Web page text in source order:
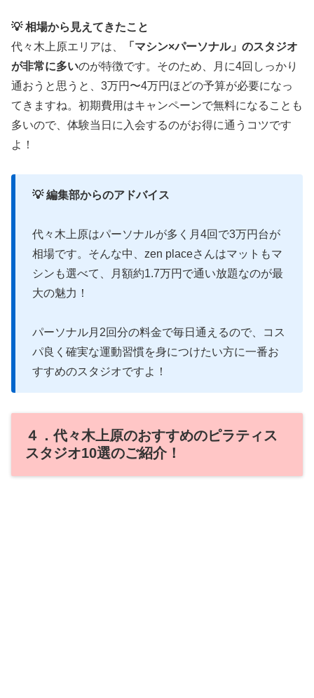
💡 相場から見えてきたこと
代々木上原エリアは、
「マシン×パーソナル」のスタジオ
が非常に多いのが特徴です。そのため、月に4回しっかり
通おうと思うと、3万円〜4万円ほどの予算が必要になっ
てきますね。初期費用はキャンペーンで無料になることも
多いので、体験当日に入会するのがお得に通うコツです
よ！
💡 編集部からのアドバイス
代々木上原はパーソナルが多く月4回で3万円台が
相場です。そんな中、zen placeさんはマットもマ
シンも選べて、月額約1.7万円で通い放題なのが最
大の魅力！
パーソナル月2回分の料金で毎日通えるので、コス
パ良く確実な運動習慣を身につけたい方に一番お
すすめのスタジオですよ！
４．代々木上原のおすすめのピラティス
スタジオ10選のご紹介！